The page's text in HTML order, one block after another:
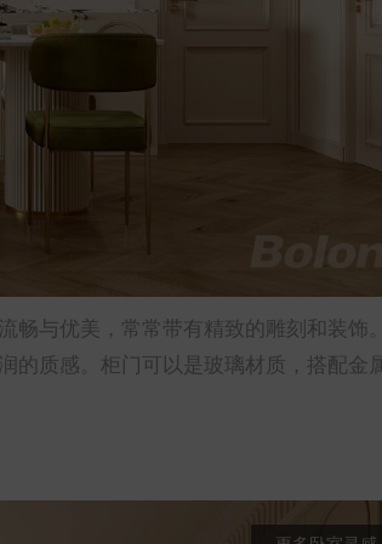
畅与优美，常常带有精致的雕刻和装饰
的质感。柜门可以是玻璃材质，搭配金